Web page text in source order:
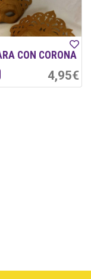
CON CORONA
4,95€